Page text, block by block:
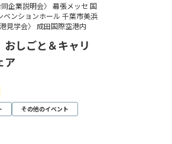
企業説明会〉 幕張メッセ 国
ベンションホール 千葉市美浜
見学会〉 成田国際空港内
しごと＆キャリ
ア
その他のイベント